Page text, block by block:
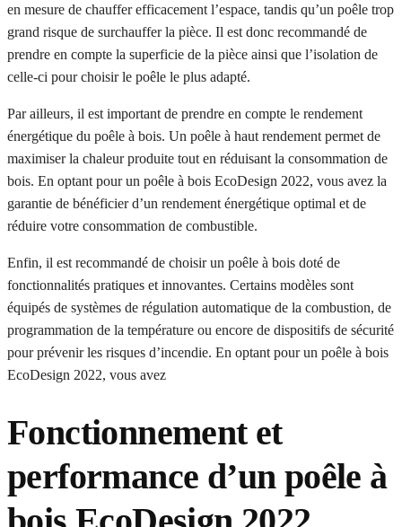
en mesure de chauffer efficacement l’espace, tandis qu’un poêle trop
grand risque de surchauffer la pièce. Il est donc recommandé de
prendre en compte la superficie de la pièce ainsi que l’isolation de
celle-ci pour choisir le poêle le plus adapté.
Par ailleurs, il est important de prendre en compte le rendement
énergétique du poêle à bois. Un poêle à haut rendement permet de
maximiser la chaleur produite tout en réduisant la consommation de
bois. En optant pour un poêle à bois EcoDesign 2022, vous avez la
garantie de bénéficier d’un rendement énergétique optimal et de
réduire votre consommation de combustible.
Enfin, il est recommandé de choisir un poêle à bois doté de
fonctionnalités pratiques et innovantes. Certains modèles sont
équipés de systèmes de régulation automatique de la combustion, de
programmation de la température ou encore de dispositifs de sécurité
pour prévenir les risques d’incendie. En optant pour un poêle à bois
EcoDesign 2022, vous avez
Fonctionnement et
performance d’un poêle à